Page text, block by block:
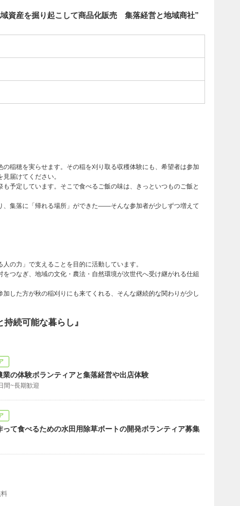
資産を掘り起こして商品化販売 集落経営と地域商社”
稲穂を実らせます。その稲を刈り取る収穫体験にも、希望者は参加
届けてください。
予定しています。そこで食べるご飯の味は、きっといつものご飯と
、集落に「帰れる場所」ができた——そんな参加者が少しずつ増えて
の力」で支えることを目的に活動しています。
つなぎ、地域の文化・農法・自然環境が次世代へ受け継がれる仕組
した方が秋の稲刈りにも来てくれる、そんな継続的な関わりが少し
続可能な暮らし』
業の体験ボランティアと集落経営や出店体験
間~長期歓迎
て食べるための水田用除草ボートの開発ボランティア募集